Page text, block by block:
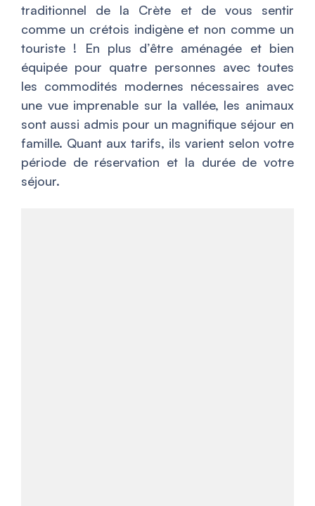
traditionnel de la Crète et de vous sentir
comme un crétois indigène et non comme un
touriste ! En plus d’être aménagée et bien
équipée pour quatre personnes avec toutes
les commodités modernes nécessaires avec
une vue imprenable sur la vallée, les animaux
sont aussi admis pour un magnifique séjour en
famille. Quant aux tarifs, ils varient selon votre
période de réservation et la durée de votre
séjour.